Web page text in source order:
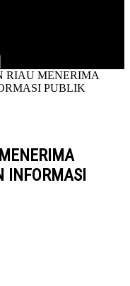
RIAU MENERIMA
PUBLIK
INFORMASI